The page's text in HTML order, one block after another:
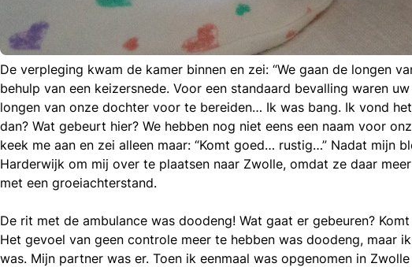
De verpleging kwam de kamer binnen en zei: “We gaan de longen
behulp van een keizersnede. Voor een standaard bevalling waren
longen van onze dochter voor te bereiden… Ik was bang. Ik vond
dan? Wat gebeurt hier? We hebben nog niet eens een naam voor
keek me aan en zei alleen maar: “Komt goed… rustig…” Nadat mijn
Harderwijk om mij over te plaatsen naar Zwolle, omdat ze daar
met een groeiachterstand.
De rit met de ambulance was doodeng! Wat gaat er gebeuren?
Het gevoel van geen controle meer te hebben was doodeng,
was. Mijn partner was er. Toen ik eenmaal was opgenomen in